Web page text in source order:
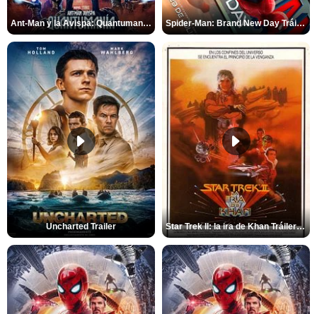
Ant-Man y la Avispa: Quantumanía Tráiler (2) Spider-Man: Brand New Day Tráiler (3)
Uncharted Trailer Star Trek II: la ira de Khan Tráiler VO